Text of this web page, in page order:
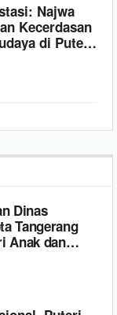
Najwa
Kecerdasan
di Puteri
Dinas
Tangerang
Anak dan
2026